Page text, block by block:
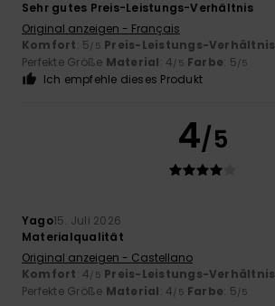
Sehr gutes Preis-Leistungs-Verhältnis
Original anzeigen - Français
Komfort: 5/5 Preis-Leistungs-Verhältnis
Perfekte Größe Material: 4/5 Farbe: 5/5
Ich empfehle dieses Produkt
4/5
Yago15. Juli 2026
Materialqualität
Original anzeigen - Castellano
Komfort: 4/5 Preis-Leistungs-Verhältnis
Perfekte Größe Material: 4/5 Farbe: 5/5